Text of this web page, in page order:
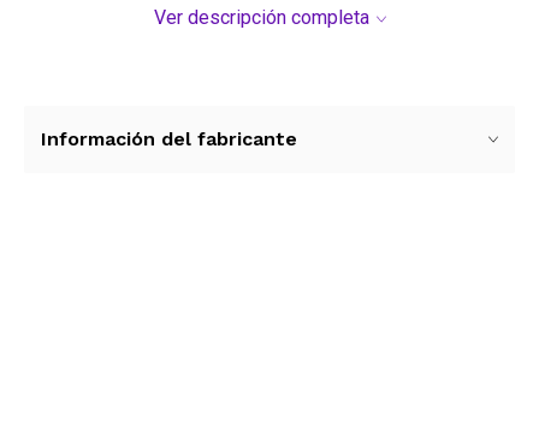
Este teclado es totalmente programable
garantiza que cada pulsacion se registre con
Ver descripción completa
Información del fabricante